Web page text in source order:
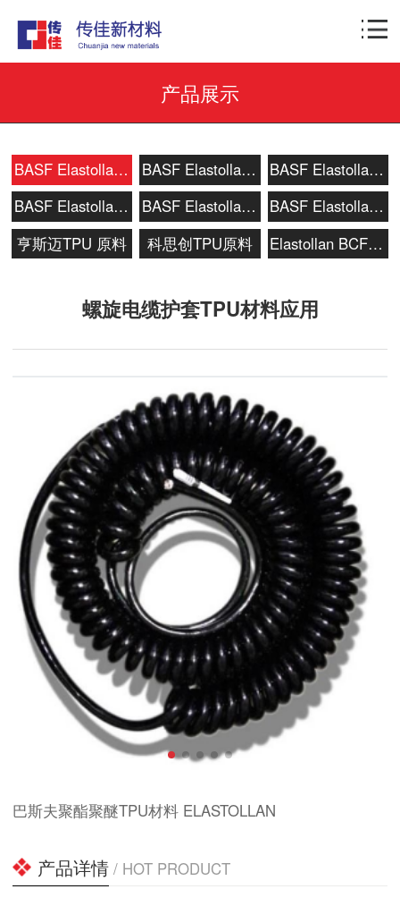
产品展示
BASF Elastollan 1100聚醚TPU BASF Elastollan B 聚酯TPU
BASF Elastollan C 系列
BASF Elastollan S 系列
BASF Elastollan 600 高透TPU
BASF Elastollan SP 系列
亨斯迈TPU 原料
科思创TPU原料 Elastollan BCF/SOFT系列
螺旋电缆护套TPU材料应用
巴斯夫聚酯聚醚TPU材料 ELASTOLLAN
产品详情 / HOT PRODUCT